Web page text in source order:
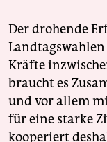
Der drohende
Kräfte
braucht es
und vor allem
für eine starke
kooperiert